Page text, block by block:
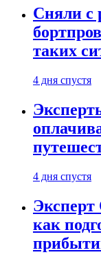
Сняли с
таких
4 дня спустя
4 дня спустя
Эксперт
как